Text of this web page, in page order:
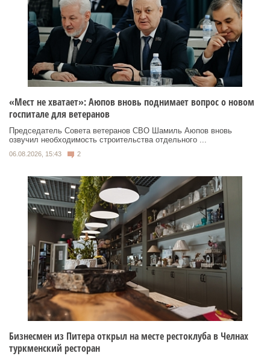
«Мест не хватает»: Аюпов вновь поднимает вопрос о новом
госпитале для ветеранов
Председатель Совета ветеранов СВО Шамиль Аюпов вновь
озвучил необходимость строительства отдельного ...
06.08.2026, 15:43 2
Бизнесмен из Питера открыл на месте рестоклуба в Челнах
туркменский ресторан